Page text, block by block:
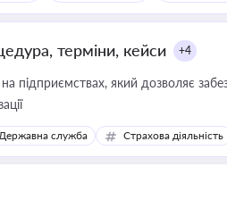
терміни, кейси +4
підприємствах, який дозволяє
служба Страхова діяльність